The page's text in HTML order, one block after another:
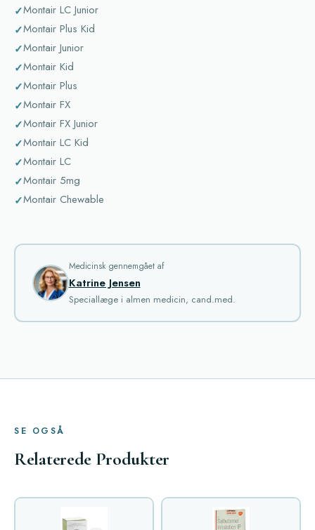
Montair LC Junior
Montair Plus Kid
Montair Junior
Montair Kid
Montair Plus
Montair FX
Montair FX Junior
Montair LC Kid
Montair LC
Montair 5mg
Montair Chewable
Medicinsk gennemgået af
Katrine Jensen
Speciallæge i almen medicin, cand.med.
SE OGSÅ
Relaterede Produkter